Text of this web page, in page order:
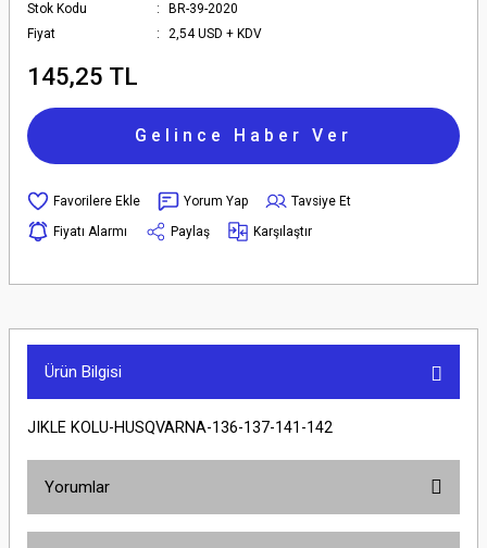
Stok Kodu
BR-39-2020
Fiyat
2,54 USD + KDV
145,25 TL
Gelince Haber Ver
Yorum Yap
Tavsiye Et
Fiyatı Alarmı
Paylaş Karşılaştır
Ürün Bilgisi
JIKLE KOLU-HUSQVARNA-136-137-141-142
Yorumlar